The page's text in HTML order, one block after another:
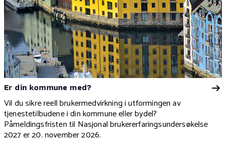
Er din kommune med?
Vil du sikre reell brukermedvirkning i utformingen av
tjenestetilbudene i din kommune eller bydel?
Påmeldingsfristen til Nasjonal brukererfaringsundersøkelse
2027 er 20. november 2026.